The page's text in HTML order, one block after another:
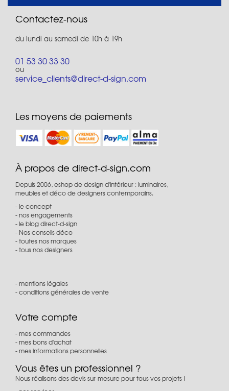
Contactez-nous
du lundi au samedi de 10h à 19h
01 53 30 33 30
ou
service_clients@direct-d-sign.com
Les moyens de paiements
À propos de direct-d-sign.com
Depuis 2006, eshop de design d'intérieur : luminaires,
meubles et déco de designers contemporains.
le concept
nos engagements
le blog direct-d-sign
Nos conseils déco
toutes nos marques
tous nos designers
mentions légales
conditions générales de vente
Votre compte
mes commandes
mes bons d'achat
mes informations personnelles
Vous êtes un professionnel ?
Nous réalisons des devis sur-mesure pour tous vos projets !